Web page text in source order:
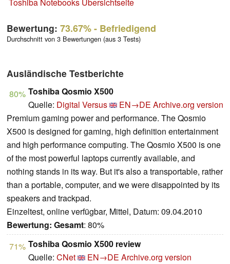
Bewertung: 73.67%- Befriedigend
Durchschnitt von 3 Bewertungen (aus 3 Tests)
Ausländische Testberichte
80% Toshiba Qosmio X500
Quelle: Digital Versus EN→DE Archive.org version
Premium gaming power and performance. The Qosmio
X500 is designed for gaming, high definition entertainment
and high performance computing. The Qosmio X500 is one
of the most powerful laptops currently available, and
nothing stands in its way. But it's also a transportable, rather
than a portable, computer, and we were disappointed by its
speakers and trackpad.
Einzeltest, online verfügbar, Mittel, Datum: 09.04.2010
Bewertung: Gesamt: 80%
71% Toshiba Qosmio X500 review
Quelle: CNet EN→DE Archive.org version